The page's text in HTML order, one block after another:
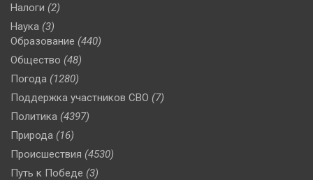
Налоги (2)
Наука (3)
Образование (440)
Общество (48)
Погода (1280)
Поддержка участников СВО (7)
Политика (4397)
Природа (16)
Происшествия (4530)
Путь к Победе (3)